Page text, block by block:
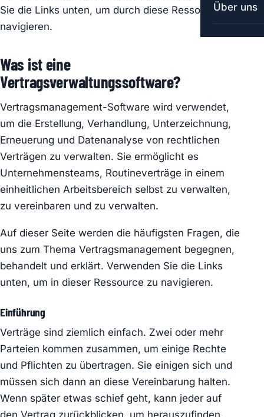
Über uns
Sie die Links unten, um durch diese Ressource zu
navigieren.
Was ist eine
Vertragsverwaltungssoftware?
Vertragsmanagement-Software wird verwendet,
um die Erstellung, Verhandlung, Unterzeichnung,
Erneuerung und Datenanalyse von rechtlichen
Verträgen zu verwalten. Sie ermöglicht es
Unternehmensteams, Routineverträge in einem
einheitlichen Arbeitsbereich selbst zu verwalten,
zu vereinbaren und zu verwalten.
Auf dieser Seite werden die häufigsten Fragen, die
uns zum Thema Vertragsmanagement begegnen,
behandelt und erklärt. Verwenden Sie die Links
unten, um in dieser Ressource zu navigieren.
Einführung
Verträge sind ziemlich einfach. Zwei oder mehr
Parteien kommen zusammen, um einige Rechte
und Pflichten zu übertragen. Sie einigen sich und
müssen sich dann an diese Vereinbarung halten.
Wenn später etwas schief geht, kann jeder auf
den Vertrag zurückblicken, um herauszufinden,